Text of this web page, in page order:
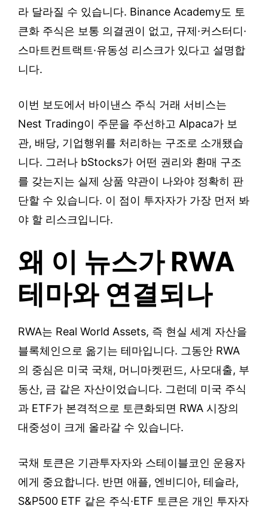
라 달라질 수 있습니다. Binance Academy도 토
큰화 주식은 보통 의결권이 없고, 규제·커스터디·
스마트컨트랙트·유동성 리스크가 있다고 설명합
니다.
이번 보도에서 바이낸스 주식 거래 서비스는
Nest Trading이 주문을 주선하고 Alpaca가 보
관, 배당, 기업행위를 처리하는 구조로 소개됐습
니다. 그러나 bStocks가 어떤 권리와 환매 구조
를 갖는지는 실제 상품 약관이 나와야 정확히 판
단할 수 있습니다. 이 점이 투자자가 가장 먼저 봐
야 할 리스크입니다.
왜 이 뉴스가 RWA
테마와 연결되나
RWA는 Real World Assets, 즉 현실 세계 자산을
블록체인으로 옮기는 테마입니다. 그동안 RWA
의 중심은 미국 국채, 머니마켓펀드, 사모대출, 부
동산, 금 같은 자산이었습니다. 그런데 미국 주식
과 ETF가 본격적으로 토큰화되면 RWA 시장의
대중성이 크게 올라갈 수 있습니다.
국채 토큰은 기관투자자와 스테이블코인 운용자
에게 중요합니다. 반면 애플, 엔비디아, 테슬라,
S&P500 ETF 같은 주식·ETF 토큰은 개인 투자자